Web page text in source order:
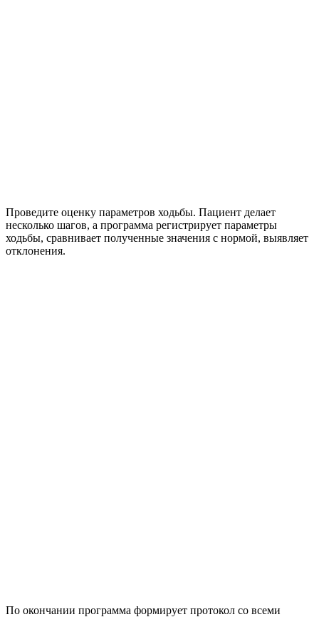
Проведите оценку параметров ходьбы. Пациент делает
несколько шагов, а программа регистрирует параметры
ходьбы, сравнивает полученные значения с нормой, выявляет
отклонения.
По окончании программа формирует протокол со всеми